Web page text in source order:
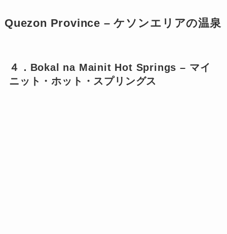
Quezon Province – ケソンエリアの温泉
４．Bokal na Mainit Hot Springs – マイ
ニット・ホット・スプリングス